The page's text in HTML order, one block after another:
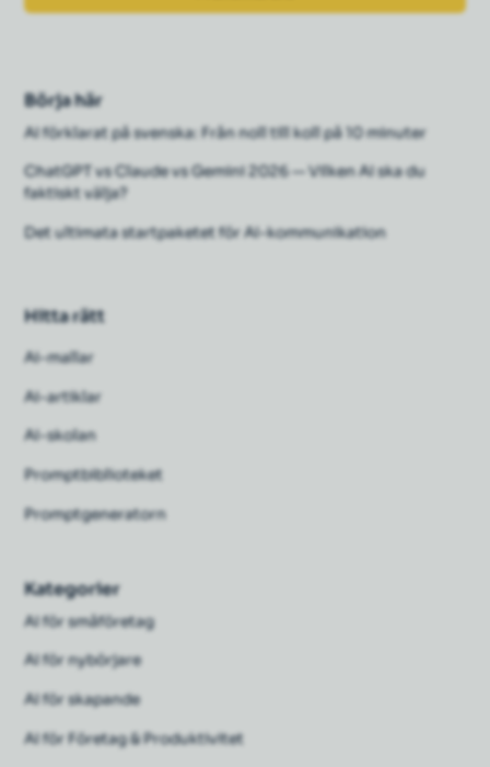
Börja här
AI förklarat på svenska: Från noll till koll på 10 minuter
ChatGPT vs Claude vs Gemini 2026 — Vilken AI ska du
faktiskt välja?
Det ultimata startpaketet för AI-kommunikation
Hitta rätt
Ai-mallar
Ai-artiklar
AI-skolan
Promptbiblioteket
Promptgeneratorn
Kategorier
AI för småföretag
AI för nybörjare
AI för skapande
AI för Företag & Produktivitet